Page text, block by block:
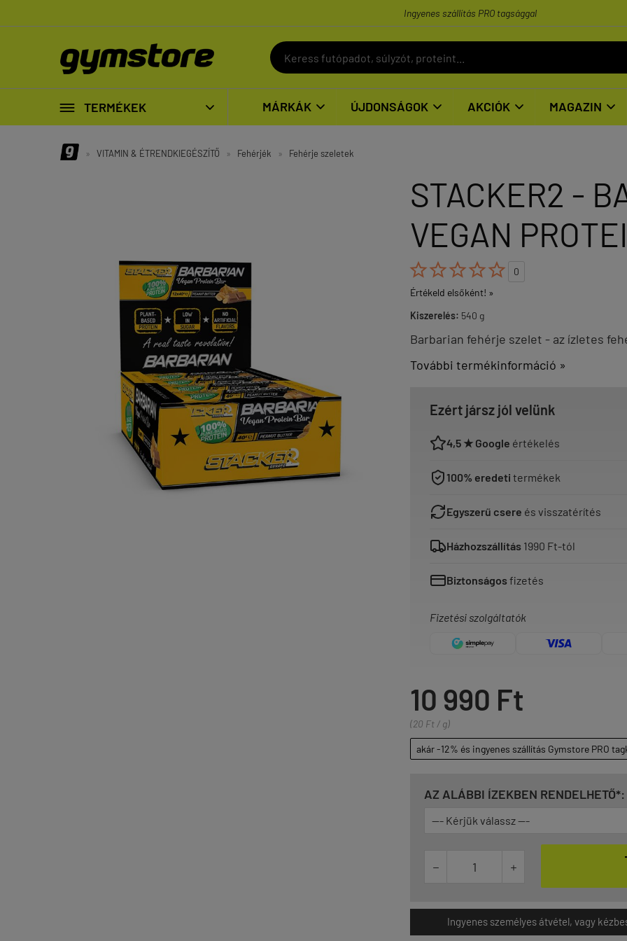
Ingyenes szállítás PRO tagsággal
 TERMÉKEK  MÁRKÁK  ÚJDONSÁGOK  AKCIÓK  MAGAZIN 
» VITAMIN & ÉTRENDKIEGÉSZÍTŐ » Fehérjék » Fehérje szeletek
STACKER2 -
VEGAN

0
Értékeld elsőként! »
Kiszerelés: 540 g
Barbarian fehérje szelet - az ízletes
További termékinformáció »
Ezért jársz jól velünk
4,5 ★ Google értékelés
100% eredeti termékek
Egyszerű csere és visszatérítés
Házhozszállítás 1990 Ft-tól
Biztonságosfizetés
Fizetési szolgáltatók
10 990 Ft
(20 Ft / g)
akár -12% és ingyenes szállítás Gymstore PRO
AZ ALÁBBI ÍZEKBEN RENDELHETŐ*:
 
Ingyenes személyes átvétel, vagy